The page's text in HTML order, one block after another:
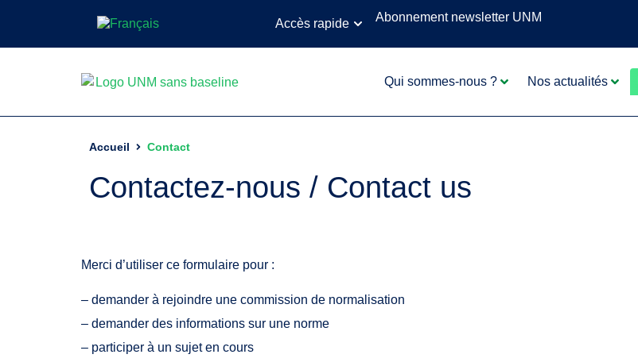
Accès rapide Abonnement newsletter UNM
Qui sommes-nous ? Nos actualités
Accueil Contact
Contactez-nous / Contact us
Merci d’utiliser ce formulaire pour :
– demander à rejoindre une commission de normalisation
– demander des informations sur une norme
– participer à un sujet en cours